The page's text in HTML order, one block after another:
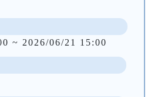
~ 2026/06/21 15:00